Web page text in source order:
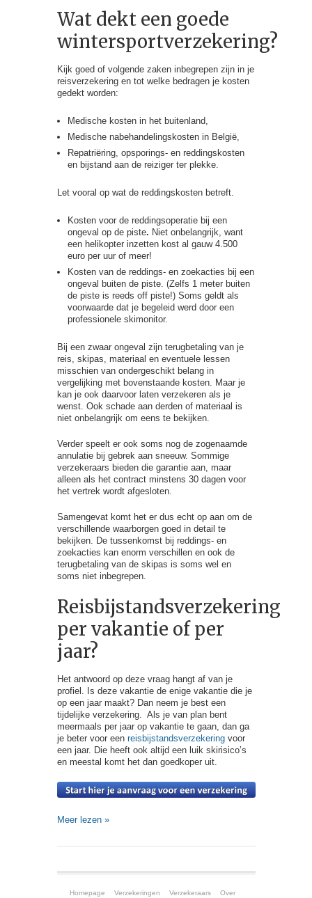
Wat dekt een goede
wintersportverzekering?
Kijk goed of volgende zaken inbegrepen zijn in je
reisverzekering en tot welke bedragen je kosten
gedekt worden:
Medische kosten in het buitenland,
Medische nabehandelingskosten in België,
Repatriëring, opsporings- en reddingskosten
en bijstand aan de reiziger ter plekke.
Let vooral op wat de reddingskosten betreft.
Kosten voor de reddingsoperatie bij een
ongeval op de piste. Niet onbelangrijk, want
een helikopter inzetten kost al gauw 4.500
euro per uur of meer!
Kosten van de reddings- en zoekacties bij een
ongeval buiten de piste. (Zelfs 1 meter buiten
de piste is reeds off piste!) Soms geldt als
voorwaarde dat je begeleid werd door een
professionele skimonitor.
Bij een zwaar ongeval zijn terugbetaling van je
reis, skipas, materiaal en eventuele lessen
misschien van ondergeschikt belang in
vergelijking met bovenstaande kosten. Maar je
kan je ook daarvoor laten verzekeren als je
wenst. Ook schade aan derden of materiaal is
niet onbelangrijk om eens te bekijken.
Verder speelt er ook soms nog de zogenaamde
annulatie bij gebrek aan sneeuw. Sommige
verzekeraars bieden die garantie aan, maar
alleen als het contract minstens 30 dagen voor
het vertrek wordt afgesloten.
Samengevat komt het er dus echt op aan om de
verschillende waarborgen goed in detail te
bekijken. De tussenkomst bij reddings- en
zoekacties kan enorm verschillen en ook de
terugbetaling van de skipas is soms wel en
soms niet inbegrepen.
Reisbijstandsverzekering
per vakantie of per
jaar?
Het antwoord op deze vraag hangt af van je
profiel. Is deze vakantie de enige vakantie die je
op een jaar maakt? Dan neem je best een
tijdelijke verzekering. Als je van plan bent
meermaals per jaar op vakantie te gaan, dan ga
je beter voor een reisbijstandsverzekering voor
een jaar. Die heeft ook altijd een luik skirisico’s
en meestal komt het dan goedkoper uit.
Meer lezen »
Homepage Verzekeringen Verzekeraars Over